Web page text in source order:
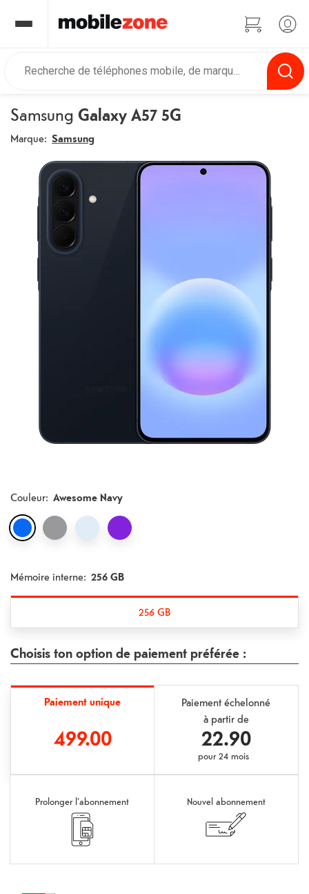
Samsung Galaxy A57 5G
Marque: Samsung
Couleur: Awesome Navy
Mémoire interne: 256 GB
256 GB
Choisis ton option de paiement préférée :
Paiement unique
499.00
Paiement échelonné
à partir de
22.90
pour24 mois
Prolonger l'abonnement Nouvel abonnement